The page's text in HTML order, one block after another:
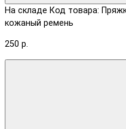
На складе Код товара:
кожаный ремень
250 р.